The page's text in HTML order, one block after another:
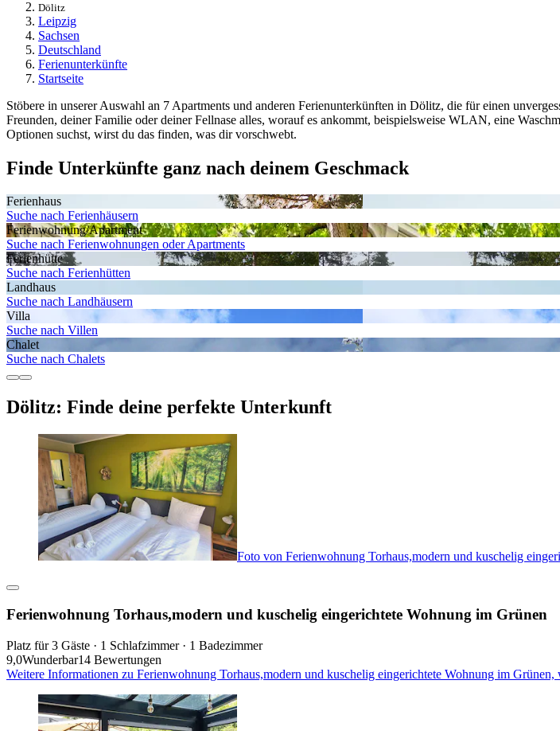
Dölitz
Leipzig
Sachsen
Deutschland
Ferienunterkünfte
Startseite
Stöbere in unserer Auswahl an 7 Apartments und anderen Ferienunterkünften in Dölitz, die für einen
Freunden, deiner Familie oder deiner Fellnase alles, worauf es ankommt, beispielsweise WLAN, eine
Optionen suchst, wirst du das finden, was dir vorschwebt.
Finde Unterkünfte ganz nach deinem Geschmack
Ferienhaus
Suche nach Ferienhäusern
Ferienwohnung/Apartment
Suche nach Ferienwohnungen oder Apartments
Ferienhütte
Suche nach Ferienhütten
Landhaus
Suche nach Landhäusern
Villa
Suche nach Villen
Chalet
Suche nach Chalets
Dölitz: Finde deine perfekte Unterkunft
Foto von Ferienwohnung Torhaus,modern und kuschelig
Ferienwohnung Torhaus,modern und kuschelig eingerichtete Wohnung im Grünen
Platz für 3 Gäste · 1 Schlafzimmer · 1 Badezimmer
9,0Wunderbar14 Bewertungen
Weitere Informationen zu Ferienwohnung Torhaus,modern und kuschelig eingerichtete Wohnung im Grünen,